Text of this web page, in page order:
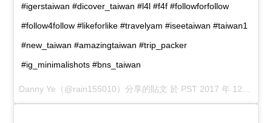
#igerstaiwan #dicover_taiwan #l4l #f4f #followforfollow
#follow4follow #likeforlike #travelyam #iseetaiwan #taiwan1
#new_taiwan #amazingtaiwan #trip_packer
#ig_minimalishots #bns_taiwan
Danny Ye （@rain155010）分享的貼文 於 PST 2017 年 12月 月 19 日 5:19 上午